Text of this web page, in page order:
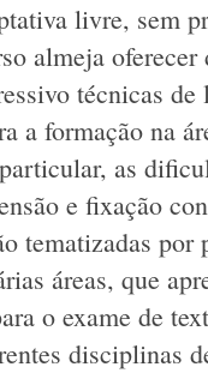
livre, sem
almeja oferecer
técnicas de
a formação na
as
e fixação
tematizadas por
áreas, que
o exame de
disciplinas